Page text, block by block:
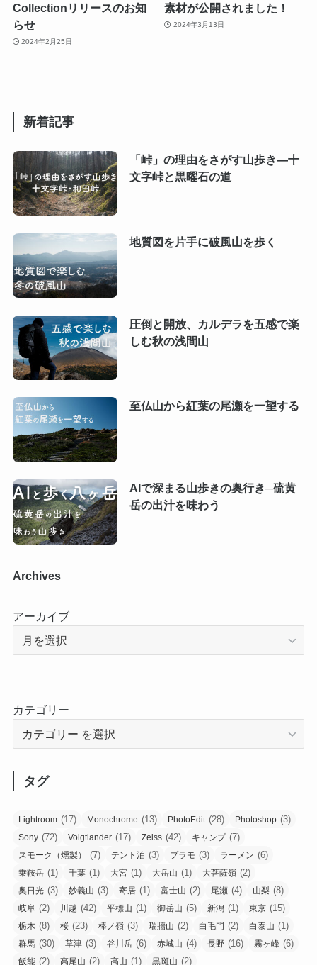
Collectionリリースのお知
らせ
2024年2月25日
素材が公開されました！
2024年3月13日
新着記事
「峠」の理由をさがす山歩き―十
文字峠と黒曜石の道
地質図を片手に破風山を歩く
圧倒と開放、カルデラを五感で楽
しむ秋の浅間山
至仏山から紅葉の尾瀬を一望する
AIで深まる山歩きの奥行き─硫黄
岳の出汁を味わう
Archives
アーカイブ
カテゴリー
タグ
Lightroom (17) Monochrome (13) PhotoEdit(28) Photoshop (3)
Sony (72) Voigtlander (17) Zeiss (42) キャンプ(7)
スモーク（燻製） (7) テント泊 (3) プラモ (3) ラーメン (6)
乗鞍岳 (1) 千葉 (1) 大宮 (1) 大岳山 (1) 大菩薩嶺 (2)
奥日光 (3) 妙義山 (3) 寄居 (1) 富士山 (2) 尾瀬 (4) 山梨 (8)
岐阜 (2) 川越 (42) 平標山 (1) 御岳山 (5) 新潟 (1) 東京 (15)
栃木 (8) 桜 (23) 棒ノ嶺 (3) 瑞牆山 (2) 白毛門 (2) 白泰山 (1)
群馬 (30) 草津 (3) 谷川岳 (6) 赤城山 (4) 長野 (16) 霧ヶ峰 (6)
飯能 (2) 高尾山 (2) 高山 (1) 黒斑山 (2)